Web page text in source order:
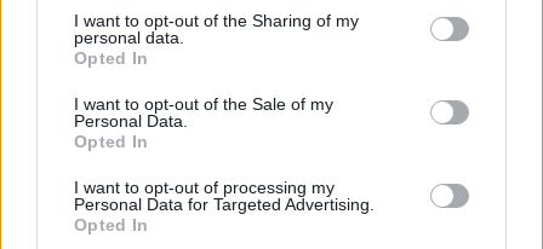
I want to opt-out of the Sharing of my
personal data.
Opted In
I want to opt-out of the Sale of my
Personal Data.
Opted In
I want to opt-out of processing my
Personal Data for Targeted Advertising.
Opted In
partono da un costo molto basso che varia
in base alla postazione scelta. I prezzi si
aggirano tra i 3,30€ ai 7,70€. Il costo va ad
aumentare se la partita si svolgerà in
quest’ultimo caso il prezzo può arrivare